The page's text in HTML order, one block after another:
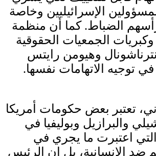
الإسرائيليين وخاصة
الضباط. كما أن منظمة
وكبريات الجمعيات الحقوقية
وهيومن رايتس
توجيه الاتهامات نفسها.
تعتبر بعض حكومات أمريكا
والبرازيل وبوليفيا في
اعتبرت ما يجري في
الإنسانية، بل إن الرئيس